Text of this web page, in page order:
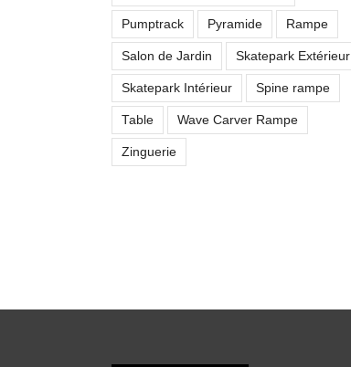
Pumptrack Pyramide Rampe
Salon de Jardin Skatepark Extérieur
Skatepark Intérieur Spine rampe
Table Wave Carver Rampe
Zinguerie